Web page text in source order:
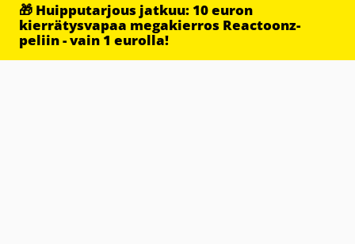
🎁 Huipputarjous jatkuu: 10 euron
kierrätysvapaa megakierros Reactoonz-
peliin - vain 1 eurolla!